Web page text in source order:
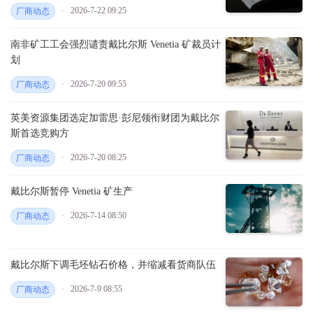
厂商动态 2026-7-22 09:25
南非矿工工会强烈谴责戴比尔斯 Venetia 矿裁员计
划
厂商动态 2026-7-20 09:55
英美资源集团选定加雷思·彭尼领衔财团为戴比尔
斯首选竞购方
厂商动态 2026-7-20 08:25
戴比尔斯暂停 Venetia 矿生产
厂商动态 2026-7-14 08:50
戴比尔斯下调毛坯钻石价格，并缩减看货商队伍
厂商动态 2026-7-9 08:55